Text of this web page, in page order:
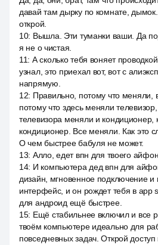
давай там дырку по комнате,
открой.
10: Вышла. Эти туманки ваши. Да
я не о чистая.
11: А сколько тебя воняет
узнал, это приехал вот, вот с
напрямую.
12: Правильно, потому что меняли,
потому что здесь меняли
телевизора меняли и кондиционер,
кондиционер. Все меняли. Как это
О чем быстрее бабуля не может.
13: Алло, едет впн для твоего
14: И компьютера дед впн для
дизайн, мгновенное подключение и
интерфейс, и он рождет тебя в app
для андроид ещё быстрее.
15: Ещё стабильнее включил и все
твоём компьютере идеально для
повседневных задач. Открой